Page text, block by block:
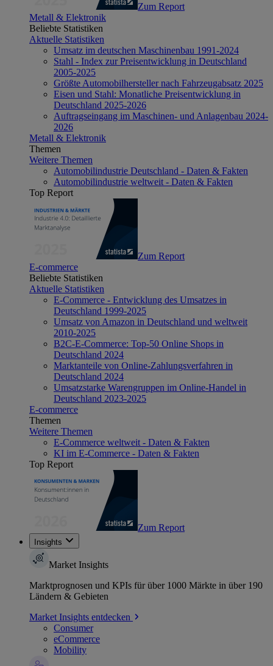
Zum Report
Metall & Elektronik
Beliebte Statistiken
Aktuelle Statistiken
Umsatz im deutschen Maschinenbau 1991-2024
Stahl - Index zur Preisentwicklung in Deutschland
2005-2025
Größte Automobilhersteller nach Fahrzeugabsatz 2025
Eisen und Stahl: Monatliche Preisentwicklung in
Deutschland 2025-2026
Auftragseingang im Maschinen- und Anlagenbau 2024-
2026
Metall & Elektronik
Themen
Weitere Themen
Automobilindustrie Deutschland - Daten & Fakten
Automobilindustrie weltweit - Daten & Fakten
Top Report
Zum Report
E-commerce
Beliebte Statistiken
Aktuelle Statistiken
E-Commerce - Entwicklung des Umsatzes in
Deutschland 1999-2025
Umsatz von Amazon in Deutschland und weltweit
2010-2025
B2C-E-Commerce: Top-50 Online Shops in
Deutschland 2024
Marktanteile von Online-Zahlungsverfahren in
Deutschland 2024
Umsatzstarke Warengruppen im Online-Handel in
Deutschland 2023-2025
E-commerce
Themen
Weitere Themen
E-Commerce weltweit - Daten & Fakten
KI im E-Commerce - Daten & Fakten
Top Report
Zum Report
Insights
Market Insights
Marktprognosen und KPIs für über 1000 Märkte in über 190
Ländern & Gebieten
Market Insights entdecken
Consumer
eCommerce
Mobility